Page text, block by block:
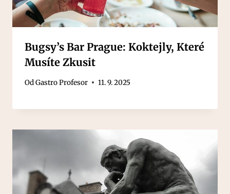
Bugsy’s Bar Prague: Koktejly, Které
Musíte Zkusit
OdGastro Profesor 11. 9. 2025